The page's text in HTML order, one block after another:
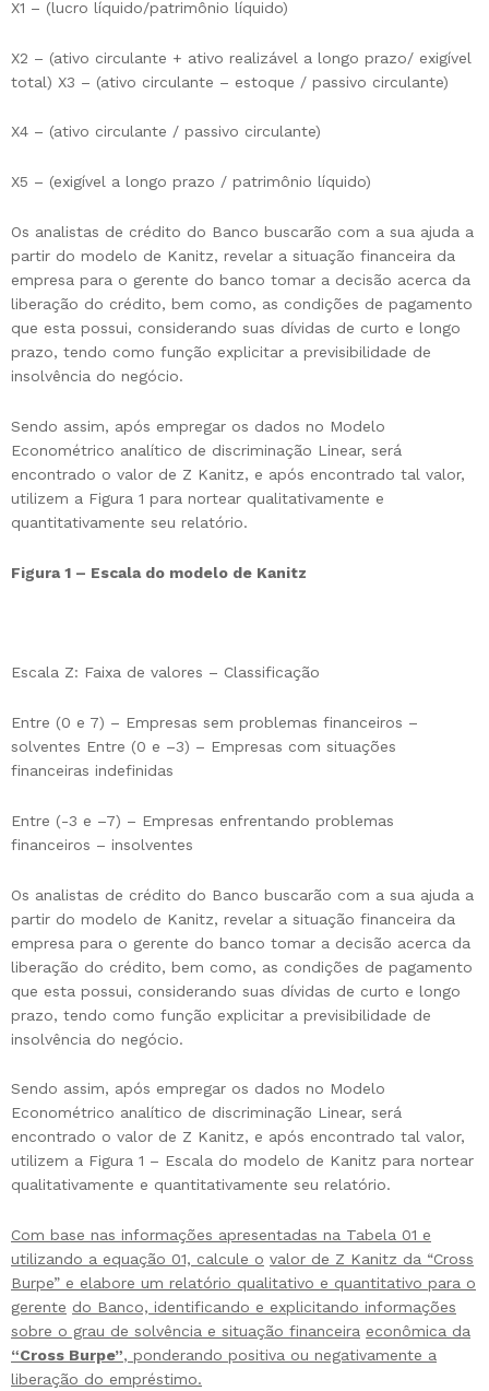
X1 – (lucro líquido/patrimônio líquido)
X2 – (ativo circulante + ativo realizável a longo prazo/ exigível
total) X3 – (ativo circulante – estoque / passivo circulante)
X4 – (ativo circulante / passivo circulante)
X5 – (exigível a longo prazo / patrimônio líquido)
Os analistas de crédito do Banco buscarão com a sua ajuda a
partir do modelo de Kanitz, revelar a situação financeira da
empresa para o gerente do banco tomar a decisão acerca da
liberação do crédito, bem como, as condições de pagamento
que esta possui, considerando suas dívidas de curto e longo
prazo, tendo como função explicitar a previsibilidade de
insolvência do negócio.
Sendo assim, após empregar os dados no Modelo
Econométrico analítico de discriminação Linear, será
encontrado o valor de Z Kanitz, e após encontrado tal valor,
utilizem a Figura 1 para nortear qualitativamente e
quantitativamente seu relatório.
Figura 1 – Escala do modelo de Kanitz
Escala Z: Faixa de valores – Classificação
Entre (0 e 7) – Empresas sem problemas financeiros –
solventes Entre (0 e –3) – Empresas com situações
financeiras indefinidas
Entre (-3 e –7) – Empresas enfrentando problemas
financeiros – insolventes
Os analistas de crédito do Banco buscarão com a sua ajuda a
partir do modelo de Kanitz, revelar a situação financeira da
empresa para o gerente do banco tomar a decisão acerca da
liberação do crédito, bem como, as condições de pagamento
que esta possui, considerando suas dívidas de curto e longo
prazo, tendo como função explicitar a previsibilidade de
insolvência do negócio.
Sendo assim, após empregar os dados no Modelo
Econométrico analítico de discriminação Linear, será
encontrado o valor de Z Kanitz, e após encontrado tal valor,
utilizem a Figura 1 – Escala do modelo de Kanitz para nortear
qualitativamente e quantitativamente seu relatório.
Com base nas informações apresentadas na Tabela 01 e
utilizando a equação 01, calcule o valor de Z Kanitz da “Cross
Burpe” e elabore um relatório qualitativo e quantitativo para o
gerente do Banco, identificando e explicitando informações
sobre o grau de solvência e situação financeira econômica da
“Cross Burpe”, ponderando positiva ou negativamente a
liberação do empréstimo.